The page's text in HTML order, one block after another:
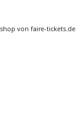
von faire-tickets.de